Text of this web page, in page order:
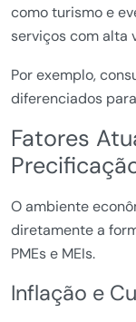
como turismo e
serviços com alta
Por exemplo,
diferenciados
Fatores
O ambiente
diretamente a
PMEs e MEIs.
Inflação e